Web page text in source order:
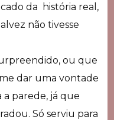
da história real,
não tivesse
ou que
dar uma vontade
a parede, já que
Só serviu para